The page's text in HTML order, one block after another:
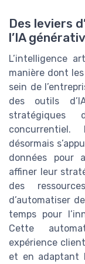
Des leviers
l’IA
L’intelligence
manière dont
sein de
des outils
stratégiques
désormais
données pour
affiner leur
des
d’automatiser
temps pour
Cette
expérience
et en adaptant